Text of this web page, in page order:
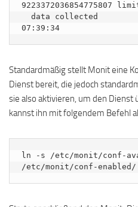
9223372036854775807
Standardmäßig stellt Monit eine
Dienst bereit, die jedoch
sie also aktivieren, um den Dienst
kannst ihn mit folgendem Befehl
ln -s /etc/monit/conf-
/etc/monit/conf-enabled/